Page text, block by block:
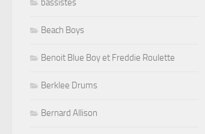
bassistes
Beach Boys
Benoit Blue Boy et Freddie Roulette
Berklee Drums
Bernard Allison